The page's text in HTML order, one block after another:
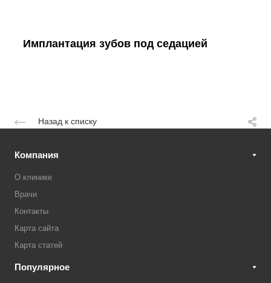
Имплантация зубов под седацией
Назад к списку
Компания
О клинике
Врачи
Контакты
Карта сайта
Карта статей
Популярное